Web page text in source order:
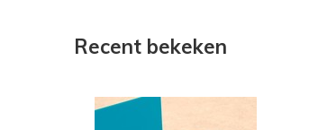
Recent bekeken